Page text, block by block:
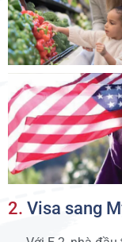
2. Visa sang